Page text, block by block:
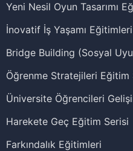
Yeni Nesil Oyun Tasarımı
İnovatif İş Yaşamı Eğitimleri
Bridge Building (Sosyal
Öğrenme Stratejileri Eğitim
Üniversite Öğrencileri
Harekete Geç Eğitim Serisi
Farkındalık Eğitimleri